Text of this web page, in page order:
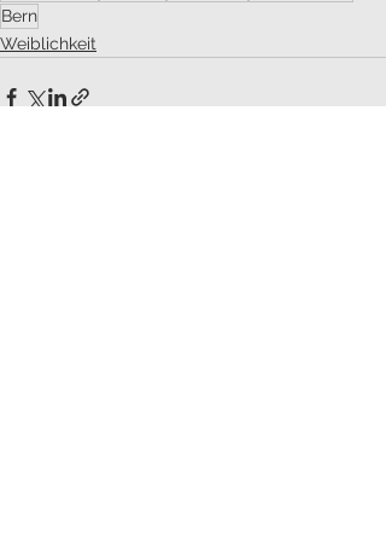
Bern
Weiblichkeit